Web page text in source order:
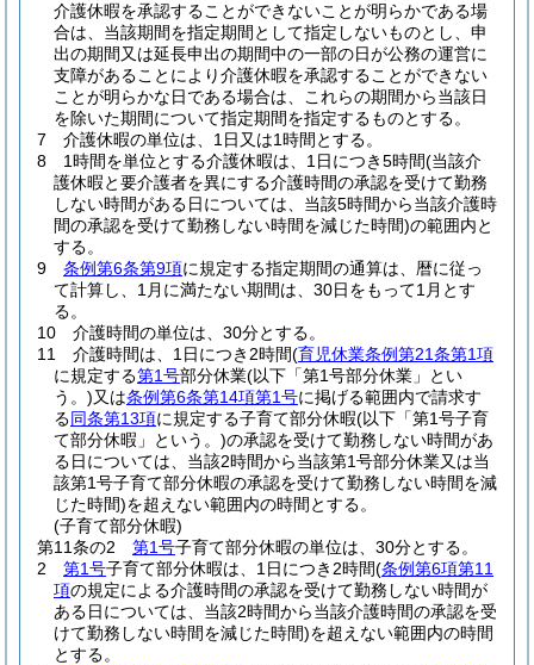
介護休暇を承認することができないことが明らかである場
合は、当該期間を指定期間として指定しないものとし、申
出の期間又は延長申出の期間中の一部の日が公務の運営に
支障があることにより介護休暇を承認することができない
ことが明らかな日である場合は、これらの期間から当該日
を除いた期間について指定期間を指定するものとする。
7
介護休暇の単位は、1日又は1時間とする。
8
1時間を単位とする介護休暇は、1日につき5時間(当該介
護休暇と要介護者を異にする介護時間の承認を受けて勤務
しない時間がある日については、当該5時間から当該介護時
間の承認を受けて勤務しない時間を減じた時間)の範囲内と
する。
9
条例第6条第9項に規定する指定期間の通算は、暦に従っ
て計算し、1月に満たない期間は、30日をもって1月とす
る。
10
介護時間の単位は、30分とする。
11
介護時間は、1日につき2時間(育児休業条例第21条第1項
に規定する第1号部分休業(以下「第1号部分休業」とい
う。)又は条例第6条第14項第1号に掲げる範囲内で請求す
る同条第13項に規定する子育て部分休暇(以下「第1号子育
て部分休暇」という。)の承認を受けて勤務しない時間があ
る日については、当該2時間から当該第1号部分休業又は当
該第1号子育て部分休暇の承認を受けて勤務しない時間を減
じた時間)を超えない範囲内の時間とする。
(子育て部分休暇)
第11条の2
第1号子育て部分休暇の単位は、30分とする。
2
第1号子育て部分休暇は、1日につき2時間(条例第6項第11
項の規定による介護時間の承認を受けて勤務しない時間が
ある日については、当該2時間から当該介護時間の承認を受
けて勤務しない時間を減じた時間)を超えない範囲内の時間
とする。